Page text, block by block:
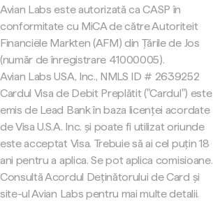
Avian Labs este autorizată ca CASP în
conformitate cu MiCA de către Autoriteit
Financiële Markten (AFM) din Țările de Jos
(număr de înregistrare 41000005).
Avian Labs USA, Inc., NMLS ID # 2639252
Cardul Visa de Debit Preplătit ("Cardul") este
emis de Lead Bank în baza licenței acordate
de Visa U.S.A. Inc. și poate fi utilizat oriunde
este acceptat Visa. Trebuie să ai cel puțin 18
ani pentru a aplica. Se pot aplica comisioane.
Consultă Acordul Deținătorului de Card și
site-ul Avian Labs pentru mai multe detalii.